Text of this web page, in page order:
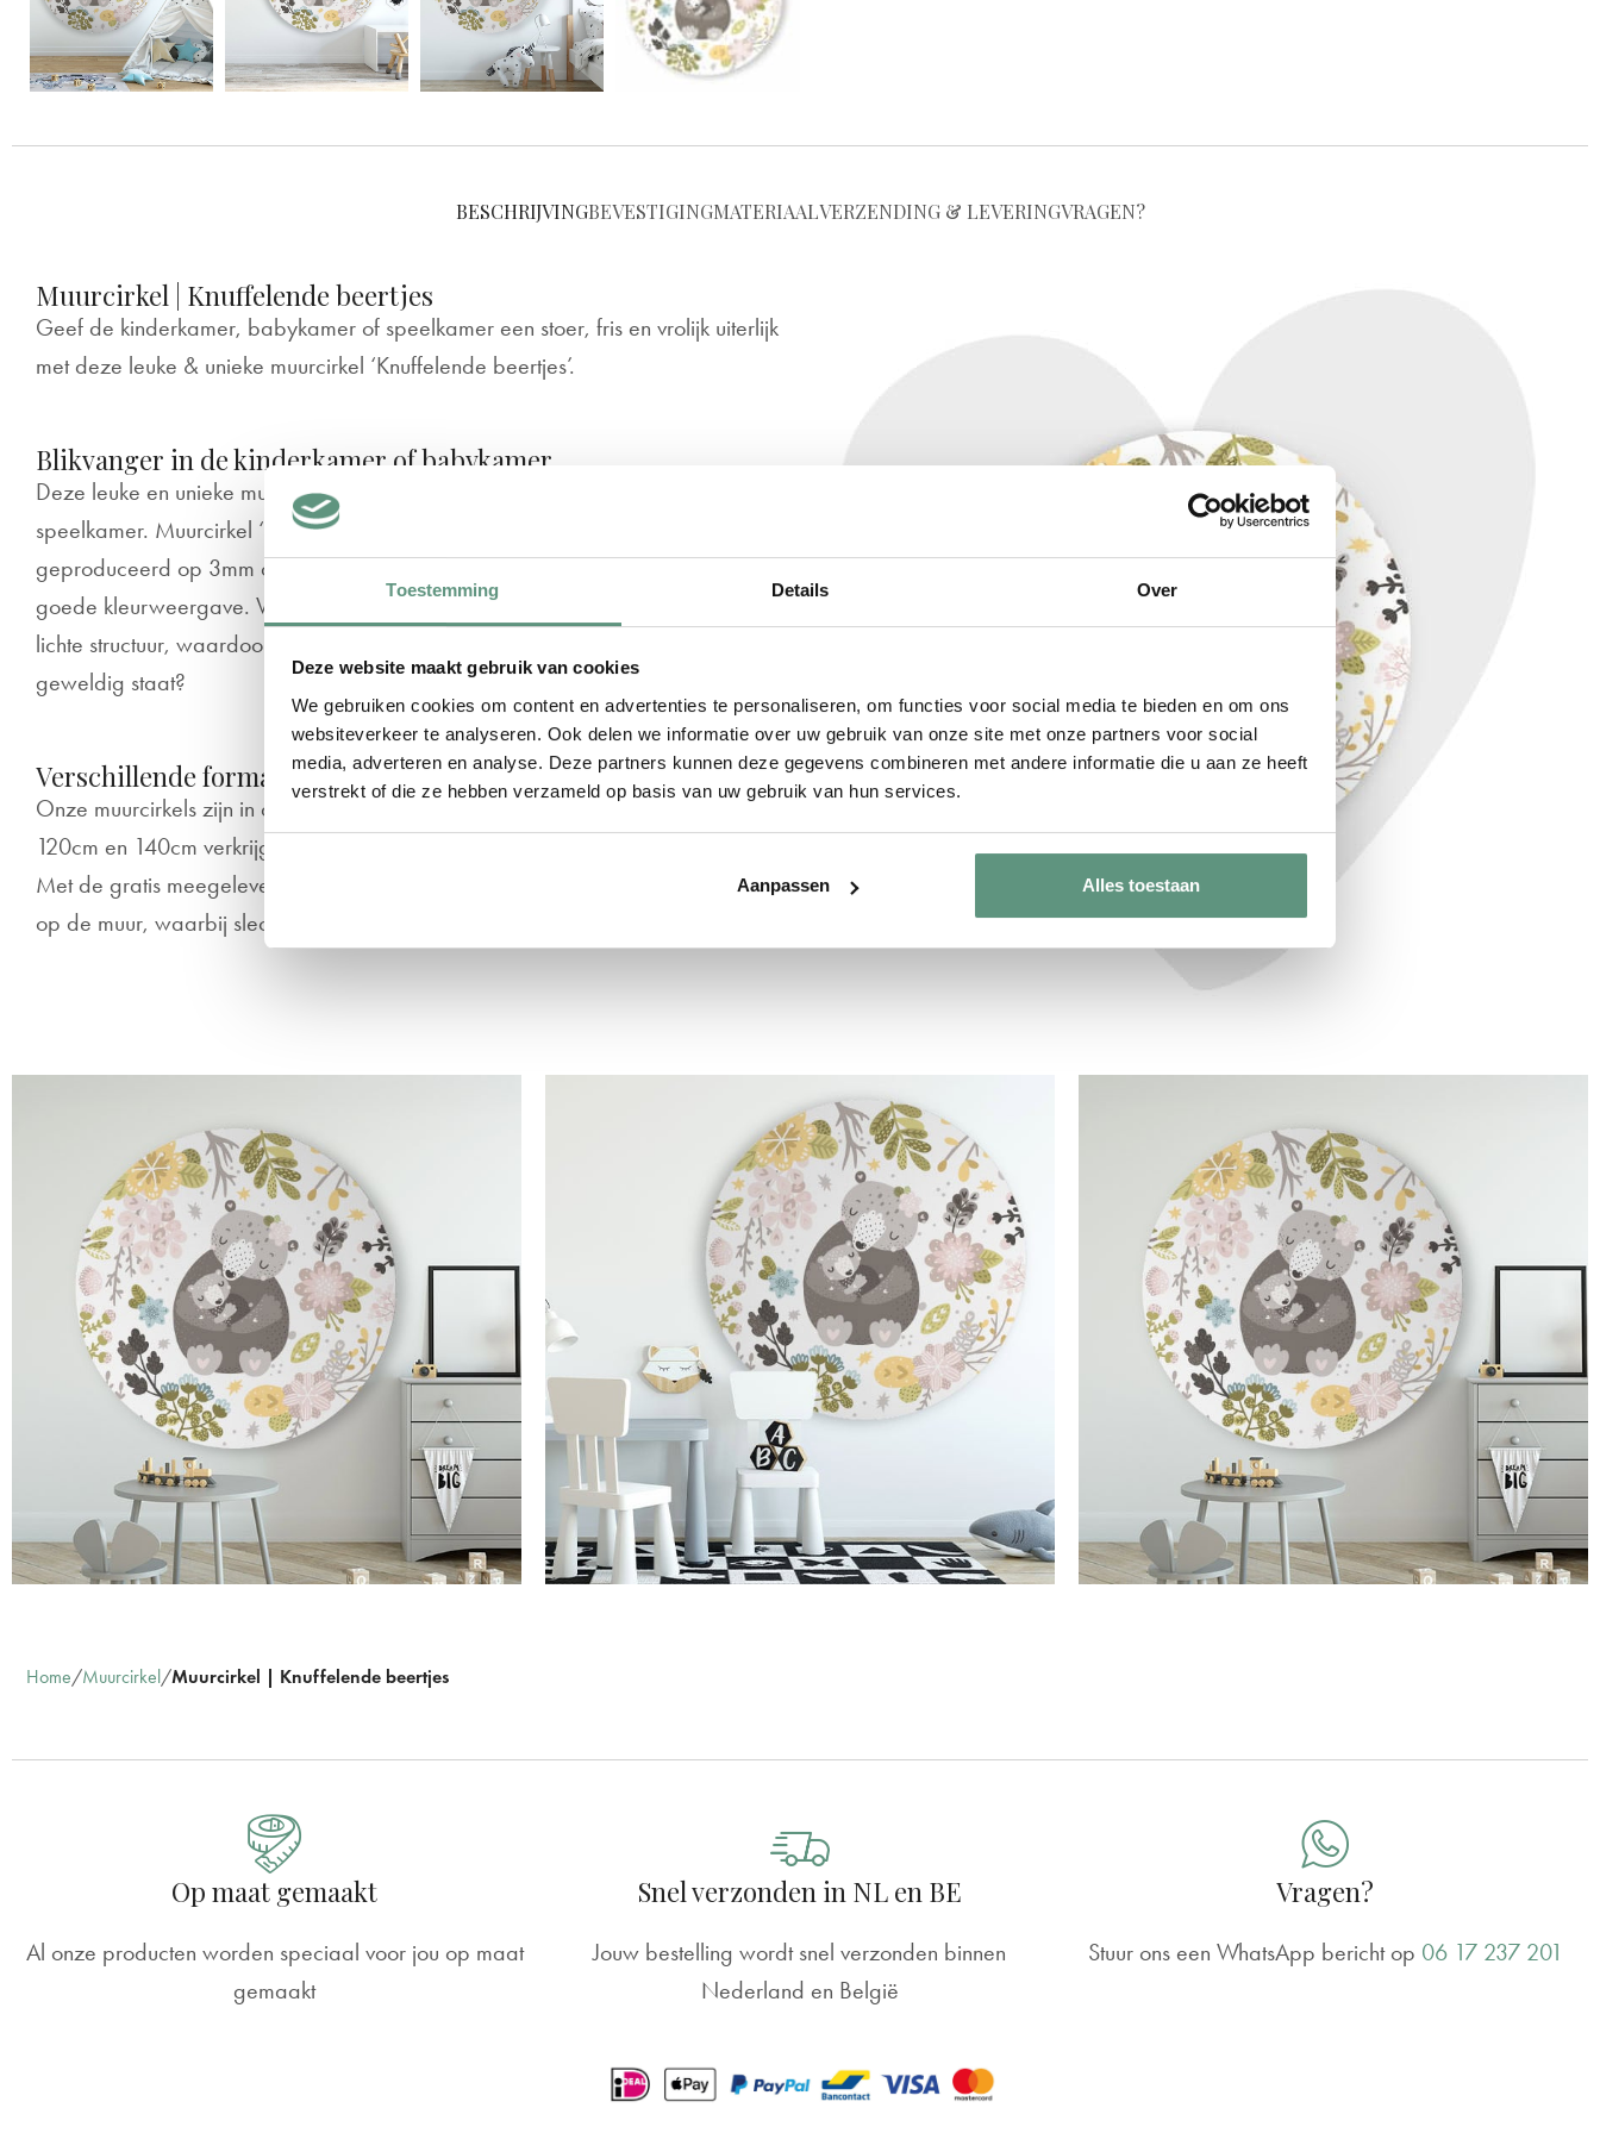
Toestemming Details Over
Deze website maakt gebruik van cookies
We gebruiken cookies om content en advertenties te personaliseren, om functies voor social media te bieden en om ons
websiteverkeer te analyseren. Ook delen we informatie over uw gebruik van onze site met onze partners voor social
media, adverteren en analyse. Deze partners kunnen deze gegevens combineren met andere informatie die u aan ze heeft
verstrekt of die ze hebben verzameld op basis van uw gebruik van hun services.
Aanpassen Alles toestaan
BESCHRIJVINGBEVESTIGINGMATERIAALVERZENDING & LEVERINGVRAGEN?
Muurcirkel | Knuffelende beertjes
Geef de kinderkamer, babykamer of speelkamer een stoer, fris en vrolijk uiterlijk
met deze leuke & unieke muurcirkel ‘Knuffelende beertjes’.
Blikvanger in de kinderkamer of babykamer
Deze leuke en unieke muurcirkel staat erg leuk in de babykamer, kinderkamer of
speelkamer. Muurcirkel ‘Knuffelende beertjes’ wordt voor jou op maat
geproduceerd op 3mm dik Forex. Forex is een licht materiaal met een zeer
goede kleurweergave. Verder heeft Forex heeft een matte uitstraling en een
lichte structuur, waardoor de wandcirkel een stoere look krijgt. Wedden dat het
geweldig staat?
Verschillende formaten & gratis ophangplaat
Onze muurcirkels zijn in de maten (diameter) 40cm, 60cm, 80cm, 100cm,
120cm en 140cm verkrijgbaar en worden speciaal voor jou op maat gemaakt.
Met de gratis meegeleverde ophangplaat bevestig je de wandcirkel eenvoudig
op de muur, waarbij slechts 1 boorgat nodig is.
Home Muurcirkel Muurcirkel | Knuffelende beertjes
Op maat gemaakt
Al onze producten worden speciaal voor jou op maat
gemaakt
Snel verzonden in NL en BE
Jouw bestelling wordt snel verzonden binnen
Nederland en België
Vragen?
Stuur ons een WhatsApp bericht op 06 17 237 201